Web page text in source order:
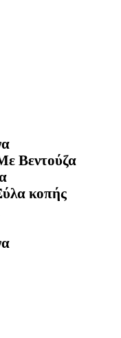
Βεντούζα
κοπής